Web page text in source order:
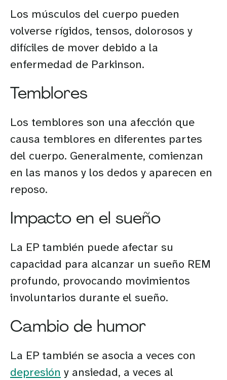
Los músculos del cuerpo pueden
volverse rígidos, tensos, dolorosos y
difíciles de mover debido a la
enfermedad de Parkinson.
Temblores
Los temblores son una afección que
causa temblores en diferentes partes
del cuerpo. Generalmente, comienzan
en las manos y los dedos y aparecen en
reposo.
Impacto en el sueño
La EP también puede afectar su
capacidad para alcanzar un sueño REM
profundo, provocando movimientos
involuntarios durante el sueño.
Cambio de humor
La EP también se asocia a veces con
depresión y ansiedad, a veces al